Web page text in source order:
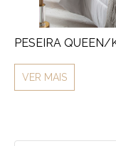
PESEIRA QUEEN/
VER MAIS